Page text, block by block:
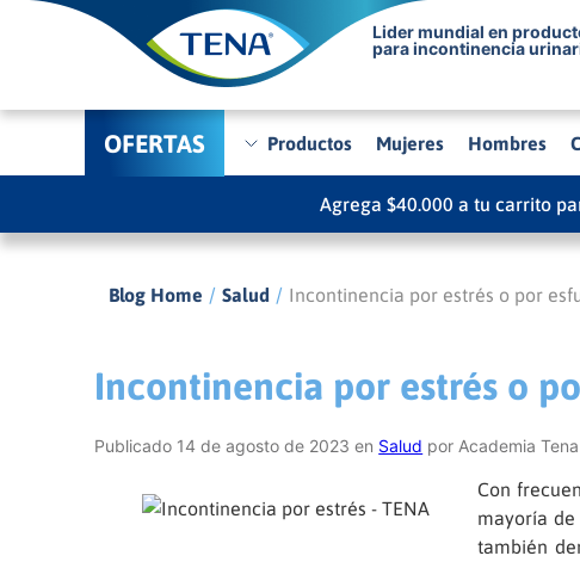
Lider mundial en
para incontinencia
OFERTAS Productos Mujeres Hombres
Agrega $40.000 a tu carrito
Blog Home /Salud / Incontinencia por estrés o por
Incontinencia por estrés o
Publicado 14 de agosto de 2023 en Salud por Academia Tena
Con
mayoría de
también